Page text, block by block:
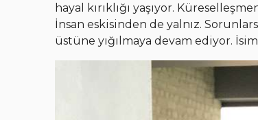
hayal kırıklığı yaşıyor.
İnsan eskisinden de yalnız.
üstüne yığılmaya devam ediyor.